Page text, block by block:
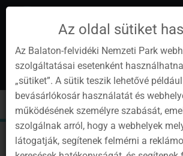
Instagram
YoutubeFacebookProgramok
Az oldal sütiket
Az Balaton-felvidéki Nemzeti Park
szolgáltatásai esetenként
„sütiket”. A sütik teszik lehetővé
bevásárlókosár használatát és
működésének személyre szabását,
szolgálnak arról, hogy a webhelyek
látogatják, segítenek felmérni a